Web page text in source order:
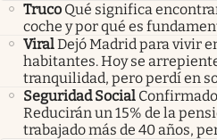
Truco Qué significa
coche y por qué es
ViralDejó Madrid para vivir
habitantes. Hoy se
tranquilidad, pero perdí en
Seguridad Social
Reducirán un 15% de la
trabajado más de 40 años,